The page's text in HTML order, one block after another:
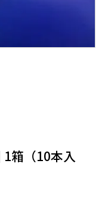
箱（10本入